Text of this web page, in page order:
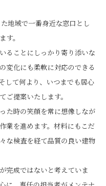
地域で一番身近な窓口とし
す。
ることにしっかり寄り添いな
変化にも柔軟に対応のできる
して何より、いつまでも居心
ご提案いたします。
た時の笑顔を常に想像しなが
業を進めます。材料にもこだ
な検査を経て品質の良い建物
完成ではないと考えていま